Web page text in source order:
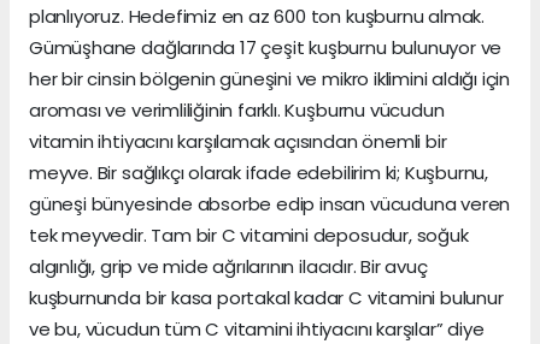
planlıyoruz. Hedefimiz en az 600 ton kuşburnu almak.
Gümüşhane dağlarında 17 çeşit kuşburnu bulunuyor ve
her bir cinsin bölgenin güneşini ve mikro iklimini aldığı için
aroması ve verimliliğinin farklı. Kuşburnu vücudun
vitamin ihtiyacını karşılamak açısından önemli bir
meyve. Bir sağlıkçı olarak ifade edebilirim ki; Kuşburnu,
güneşi bünyesinde absorbe edip insan vücuduna veren
tek meyvedir. Tam bir C vitamini deposudur, soğuk
algınlığı, grip ve mide ağrılarının ilacıdır. Bir avuç
kuşburnunda bir kasa portakal kadar C vitamini bulunur
ve bu, vücudun tüm C vitamini ihtiyacını karşılar” diye